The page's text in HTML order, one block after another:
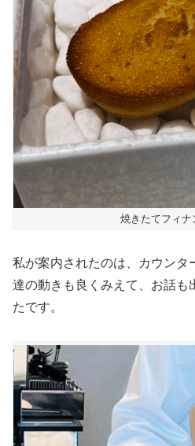
焼きたてフィナ
私が案内されたのは、カウンタ
達の動きも良くみえて、お話も
たです。